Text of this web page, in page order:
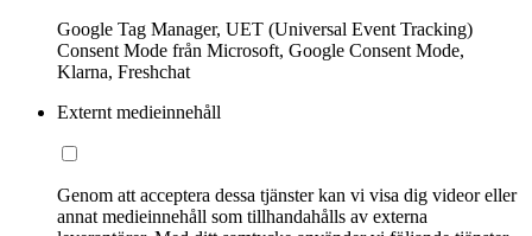
Google Tag Manager, UET (Universal Event Tracking)
Consent Mode från Microsoft, Google Consent Mode,
Klarna, Freshchat
Externt medieinnehåll
Genom att acceptera dessa tjänster kan vi visa dig videor eller
annat medieinnehåll som tillhandahålls av externa